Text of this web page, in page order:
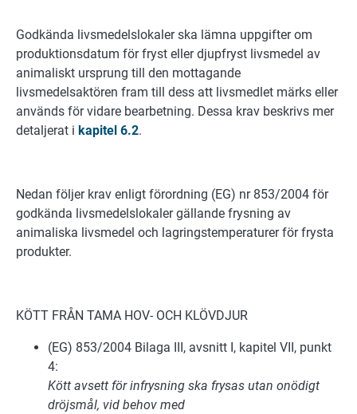
Godkända livsmedelslokaler ska lämna uppgifter om
produktionsdatum för fryst eller djupfryst livsmedel av
animaliskt ursprung till den mottagande
livsmedelsaktören fram till dess att livsmedlet märks eller
används för vidare bearbetning. Dessa krav beskrivs mer
detaljerat i kapitel 6.2.
Nedan följer krav enligt förordning (EG) nr 853/2004 för
godkända livsmedelslokaler gällande frysning av
animaliska livsmedel och lagringstemperaturer för frysta
produkter.
KÖTT FRÅN TAMA HOV- OCH KLÖVDJUR
(EG) 853/2004 Bilaga III, avsnitt I, kapitel VII, punkt
4:
Kött avsett för infrysning ska frysas utan onödigt
dröjsmål, vid behov med